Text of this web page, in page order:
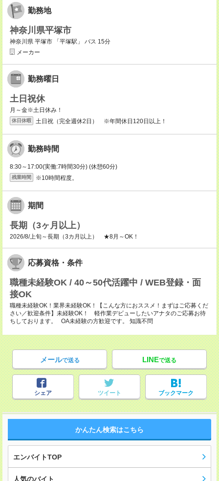
勤務地
神奈川県平塚市
神奈川県 平塚市 「平塚駅」 バス 15分
メーカー
勤務曜日
土日祝休
月～金※土日休み！
休日休暇 土日祝（完全週休2日） ※年間休日120日以上！
勤務時間
8:30～17:00(実働:7時間30分) (休憩60分)
残業時間 ※10時間程度。
期間
長期（3ヶ月以上）
2026/8/上旬～長期（3カ月以上） ★8月～OK！
応募資格・条件
職種未経験OK / 40～50代活躍中 / WEB登録・面
接OK
職種未経験OK！業界未経験OK！【こんな方におススメ！まずはご応募くだ
さい／歓迎条件】未経験OK！ 軽作業デビューしたいアナタのご応募お待
ちしております。 OA未経験の方歓迎です。 知識不問
メールで送る LINEで送る
シェア ツイート ブックマーク
かんたん検索はこちら
エンバイトTOP
人気のバイト